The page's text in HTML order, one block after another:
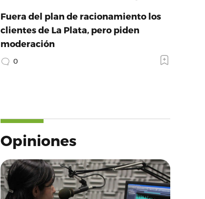
Fuera del plan de racionamiento los
clientes de La Plata, pero piden
moderación
0
Opiniones